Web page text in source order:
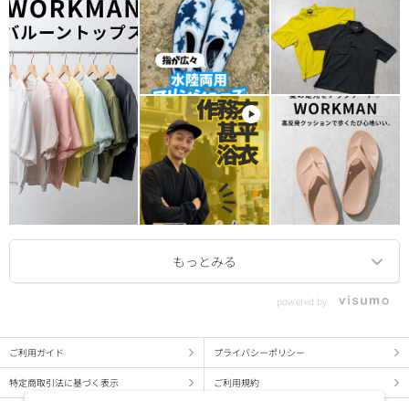
powered by
ご利用ガイド プライバシーポリシー
特定商取引法に基づく表示 ご利用規約